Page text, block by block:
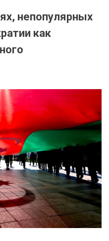
непопулярных
как